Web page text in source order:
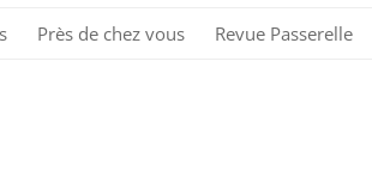
au
contenu
Près de chez vous Revue Passerelle